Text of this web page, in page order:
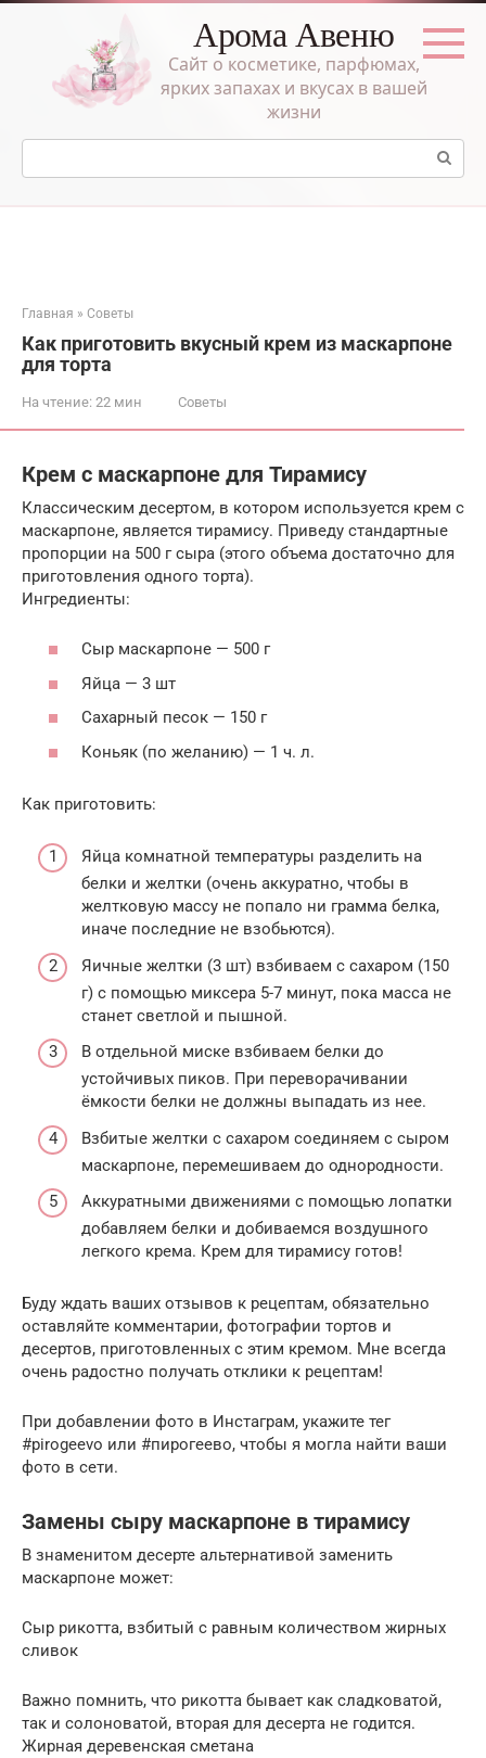
Перейти
Арома Авеню
Сайт о косметике, парфюмах,
ярких запахах и вкусах в вашей
жизни
Поиск:
Главная » Советы
Как приготовить вкусный крем из маскарпоне
для торта
На чтение: 22 мин Советы
Крем с маскарпоне для Тирамису
Классическим десертом, в котором используется крем с
маскарпоне, является тирамису. Приведу стандартные
пропорции на 500 г сыра (этого объема достаточно для
приготовления одного торта).
Ингредиенты:
Сыр маскарпоне — 500 г
Яйца — 3 шт
Сахарный песок — 150 г
Коньяк (по желанию) — 1 ч. л.
Как приготовить:
Яйца комнатной температуры разделить на
белки и желтки (очень аккуратно, чтобы в
желтковую массу не попало ни грамма белка,
иначе последние не взобьются).
Яичные желтки (3 шт) взбиваем с сахаром (150
г) с помощью миксера 5-7 минут, пока масса не
станет светлой и пышной.
В отдельной миске взбиваем белки до
устойчивых пиков. При переворачивании
ёмкости белки не должны выпадать из нее.
Взбитые желтки с сахаром соединяем с сыром
маскарпоне, перемешиваем до однородности.
Аккуратными движениями с помощью лопатки
добавляем белки и добиваемся воздушного
легкого крема. Крем для тирамису готов!
Буду ждать ваших отзывов к рецептам, обязательно
оставляйте комментарии, фотографии тортов и
десертов, приготовленных с этим кремом. Мне всегда
очень радостно получать отклики к рецептам!
При добавлении фото в Инстаграм, укажите тег
#pirogeevo или #пирогеево, чтобы я могла найти ваши
фото в сети.
Замены сыру маскарпоне в тирамису
В знаменитом десерте альтернативой заменить
маскарпоне может:
Сыр рикотта, взбитый с равным количеством жирных
сливок
Важно помнить, что рикотта бывает как сладковатой,
так и солоноватой, вторая для десерта не годится.
Жирная деревенская сметана